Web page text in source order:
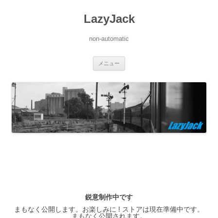
LazyJack
non-automatic
メニュー
ツ
へ
ス
キ
ッ
プ
鋭意制作中です
まもなく公開します。お楽しみに ! ストアは現在準備中です。
まもなく公開されます。